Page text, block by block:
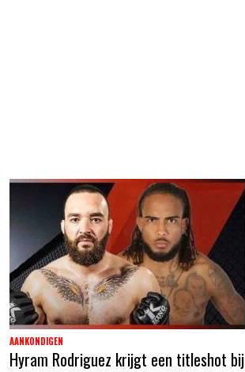
AANKONDIGEN
Hyram Rodriguez krijgt een titleshot bij